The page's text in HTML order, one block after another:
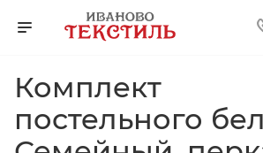
Комплект
постельного